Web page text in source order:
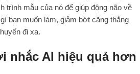
trình mẫu của nó để giúp động não về
bạn muốn làm, giảm bớt căng thẳng
đi xa.
nhắc AI hiệu quả hơn